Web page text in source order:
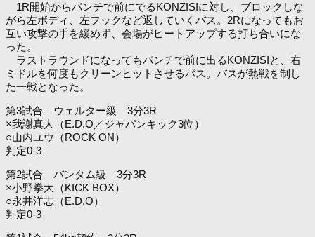
1R開始からパンチで前にでるKONZISIに対し、ブロックしな
がら左ボディ、左フックなど返していくバス。2Rになってもお
互い攻撃の手を緩めず、会場がヒートアップする打ち合いにな
った。
ラストラウンドになってもパンチで前に出るKONZISIと、右
ミドルを何度もクリーンヒットさせるバス。バスが熱戦を制し
た一戦となった。
第3試合 ウェルター級 3分3R
×我謝真人（E.D.O／ジャパンキック3位）
○山内ユウ（ROCK ON）
判定0-3
第2試合 バンタム級 3分3R
×小野拳大（KICK BOX）
○永井洋志（E.D.O）
判定0-3